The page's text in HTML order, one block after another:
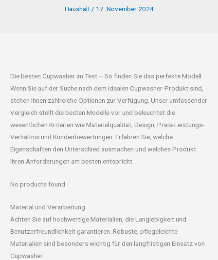
Haushalt/ 17. November 2024
Die besten Cupwasher im Test – So finden Sie das perfekte Modell
Wenn Sie auf der Suche nach dem idealen Cupwasher-Produkt sind,
stehen Ihnen zahlreiche Optionen zur Verfügung. Unser umfassender
Vergleich stellt die besten Modelle vor und beleuchtet die
wesentlichen Kriterien wie Materialqualität, Design, Preis-Leistungs-
Verhältnis und Kundenbewertungen. Erfahren Sie, welche
Eigenschaften den Unterschied ausmachen und welches Produkt
Ihren Anforderungen am besten entspricht.
No products found.
Material und Verarbeitung
Achten Sie auf hochwertige Materialien, die Langlebigkeit und
Benutzerfreundlichkeit garantieren. Robuste, pflegeleichte
Materialien sind besonders wichtig für den langfristigen Einsatz von
Cupwasher.